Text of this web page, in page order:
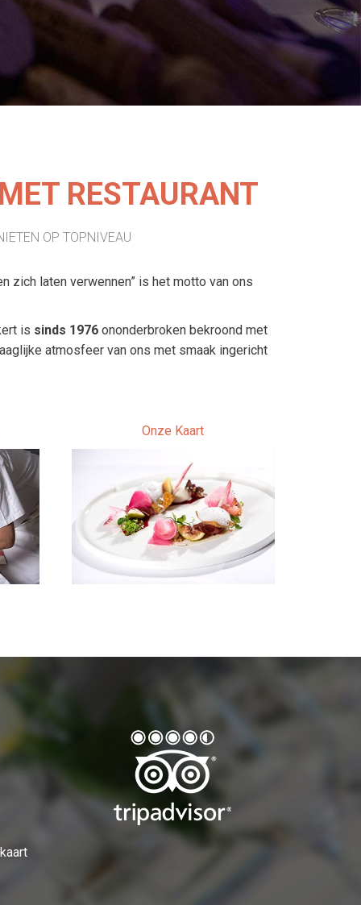
RESTAURANT
OP TOPNIVEAU
zich laten verwennen” is het motto van ons
is sinds 1976 ononderbroken bekroond met
atmosfeer van ons met smaak ingericht
Onze Kaart